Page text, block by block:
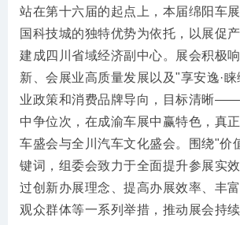
站在第十六届的起点上，本届绵阳车
国科技城的独特优势为依托，以展促
建成四川省域经济副中心。展会积极
新、会展业高质量发展以及"享安逸·
业政策和消费品牌导向，目标清晰
中争位次，在成渝车展中赢特色，真
车盛会与全川汽车文化盛会。围绕"价
键词，组委会致力于全面提升参展实
过创新办展理念、提高办展效率、丰
观众群体等一系列举措，推动展会持续